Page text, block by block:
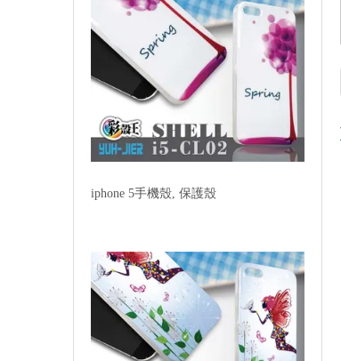
iphone 5手機殼, 保護殼